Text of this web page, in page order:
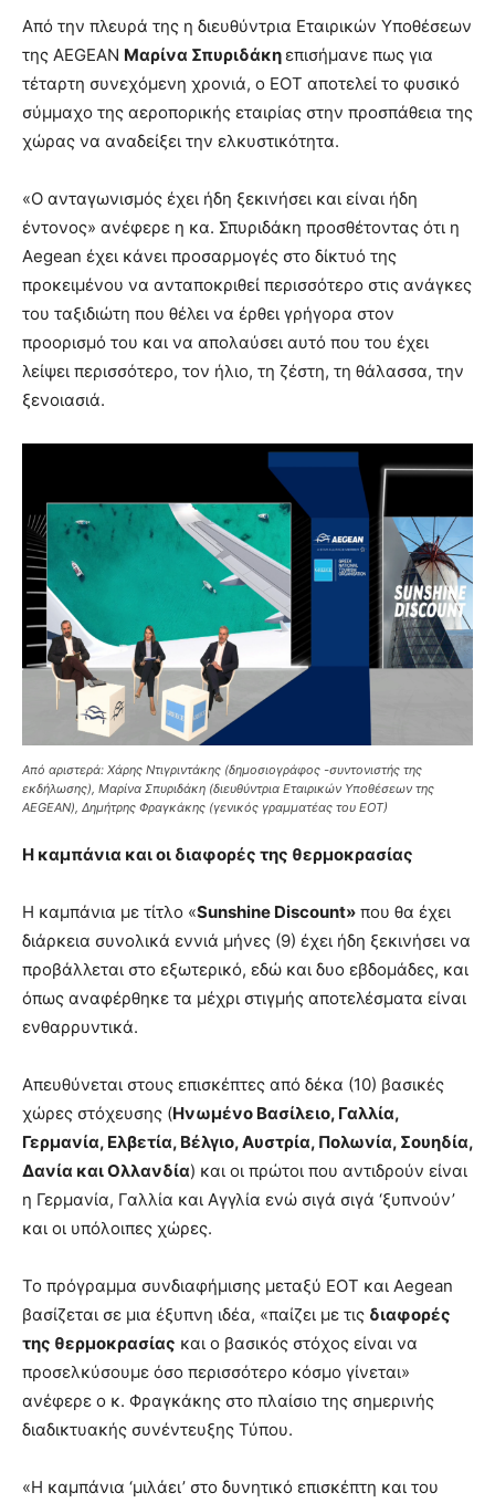
Από την πλευρά της η διευθύντρια Εταιρικών Υποθέσεων
της AEGEAN Μαρίνα Σπυριδάκηεπισήμανε πως για
τέταρτη συνεχόμενη χρονιά, ο ΕΟΤ αποτελεί το φυσικό
σύμμαχο της αεροπορικής εταιρίας στην προσπάθεια της
χώρας να αναδείξει την ελκυστικότητα.
«Ο ανταγωνισμός έχει ήδη ξεκινήσει και είναι ήδη
έντονος» ανέφερε η κα. Σπυριδάκη προσθέτοντας ότι η
Aegean έχει κάνει προσαρμογές στο δίκτυό της
προκειμένου να ανταποκριθεί περισσότερο στις ανάγκες
του ταξιδιώτη που θέλει να έρθει γρήγορα στον
προορισμό του και να απολαύσει αυτό που του έχει
λείψει περισσότερο, τον ήλιο, τη ζέστη, τη θάλασσα, την
ξενοιασιά.
Από αριστερά: Χάρης Ντιγριντάκης (δημοσιογράφος -συντονιστής της
εκδήλωσης), Μαρίνα Σπυριδάκη (διευθύντρια Εταιρικών Υποθέσεων της
AEGEAN), Δημήτρης Φραγκάκης (γενικός γραμματέας του ΕΟΤ)
Η καμπάνια και οι διαφορές της θερμοκρασίας
Η καμπάνια με τίτλο «Sunshine Discount» που θα έχει
διάρκεια συνολικά εννιά μήνες (9) έχει ήδη ξεκινήσει να
προβάλλεται στο εξωτερικό, εδώ και δυο εβδομάδες, και
όπως αναφέρθηκε τα μέχρι στιγμής αποτελέσματα είναι
ενθαρρυντικά.
Απευθύνεται στους επισκέπτες από δέκα (10) βασικές
χώρες στόχευσης (Ηνωμένο Βασίλειο, Γαλλία,
Γερμανία, Ελβετία, Βέλγιο, Αυστρία, Πολωνία, Σουηδία,
Δανία και Ολλανδία) και οι πρώτοι που αντιδρούν είναι
η Γερμανία, Γαλλία και Αγγλία ενώ σιγά σιγά ‘ξυπνούν’
και οι υπόλοιπες χώρες.
Το πρόγραμμα συνδιαφήμισης μεταξύ ΕΟΤ και Aegean
βασίζεται σε μια έξυπνη ιδέα, «παίζει με τις διαφορές
της θερμοκρασίας και ο βασικός στόχος είναι να
προσελκύσουμε όσο περισσότερο κόσμο γίνεται»
ανέφερε ο κ. Φραγκάκης στο πλαίσιο της σημερινής
διαδικτυακής συνέντευξης Τύπου.
«Η καμπάνια ‘μιλάει’ στο δυνητικό επισκέπτη και του